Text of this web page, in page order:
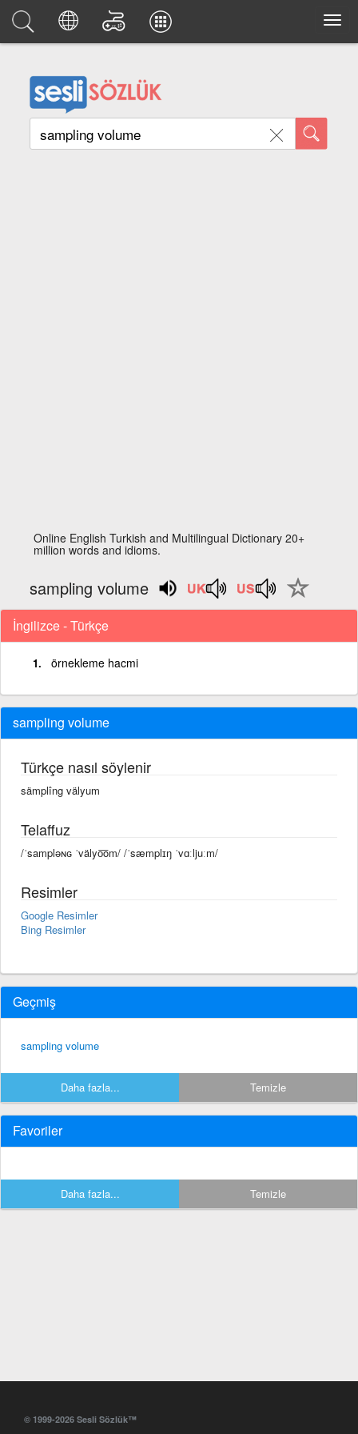
Online English Turkish and Multilingual Dictionary 20+
million words and idioms.
sampling volume
İngilizce - Türkçe
örnekleme hacmi
sampling volume
Türkçe nasıl söylenir
sämplîng välyum
Telaffuz
/ˈsampləɴɢ ˈvälyo͞om/ /ˈsæmplɪŋ ˈvɑːljuːm/
Resimler
Google Resimler
Bing Resimler
Geçmiş
sampling volume
Daha fazla... Temizle
Favoriler
Daha fazla... Temizle
© 1999-2026 Sesli Sözlük™